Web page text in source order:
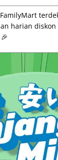
harian